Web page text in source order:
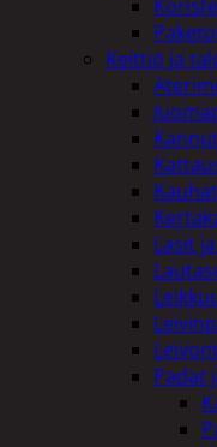
Keittiö ja
Lasit
Padat